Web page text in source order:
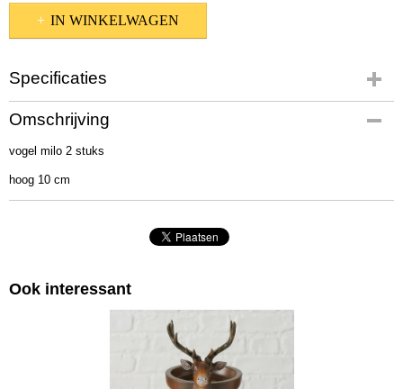
IN WINKELWAGEN
Specificaties
Productcode
1144200
Afmetingen (l,b,h)
Omschrijving
vogel milo 2 stuks
hoog 10 cm
Ook interessant